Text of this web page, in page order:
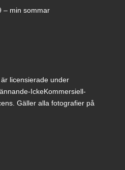
– min sommar
är licensierade under
IckeKommersiell-
. Gäller alla fotografier på